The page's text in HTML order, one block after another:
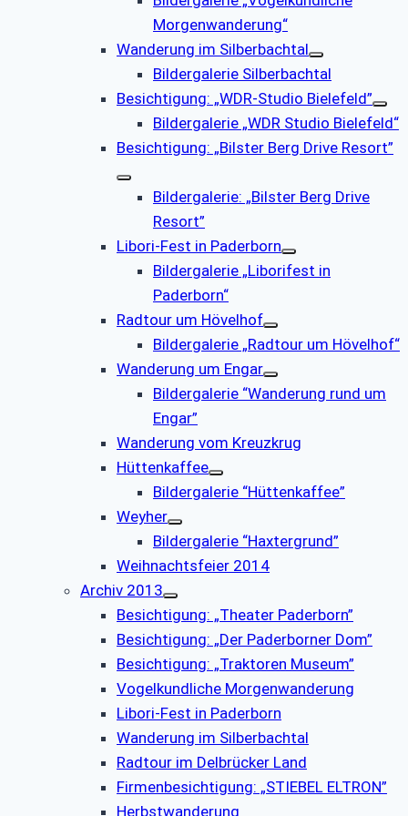
Morgenwanderung“
Wanderung im Silberbachtal
Bildergalerie Silberbachtal
Besichtigung: „WDR-Studio Bielefeld”
Bildergalerie „WDR Studio Bielefeld“
Besichtigung: „Bilster Berg Drive Resort”
Bildergalerie: „Bilster Berg Drive
Resort”
Libori-Fest in Paderborn
Bildergalerie „Liborifest in
Paderborn“
Radtour um Hövelhof
Bildergalerie „Radtour um Hövelhof“
Wanderung um Engar
Bildergalerie “Wanderung rund um
Engar”
Wanderung vom Kreuzkrug
Hüttenkaffee
Bildergalerie “Hüttenkaffee”
Weyher
Bildergalerie “Haxtergrund”
Weihnachtsfeier 2014
Archiv 2013
Besichtigung: „Theater Paderborn”
Besichtigung: „Der Paderborner Dom”
Besichtigung: „Traktoren Museum”
Vogelkundliche Morgenwanderung
Libori-Fest in Paderborn
Wanderung im Silberbachtal
Radtour im Delbrücker Land
Firmenbesichtigung: „STIEBEL ELTRON”
Herbstwanderung